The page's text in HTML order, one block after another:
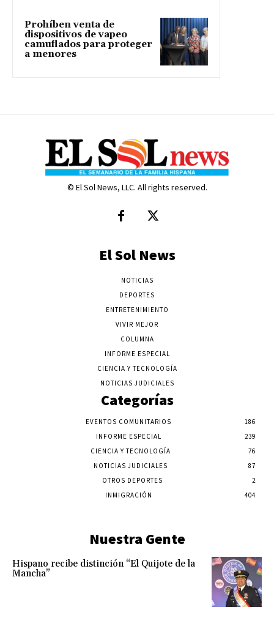
Prohíben venta de
dispositivos de vapeo
camuflados para proteger
a menores
© El Sol News, LLC. All rights reserved.
El Sol News
NOTICIAS
DEPORTES
ENTRETENIMIENTO
VIVIR MEJOR
COLUMNA
INFORME ESPECIAL
CIENCIA Y TECNOLOGÍA
NOTICIAS JUDICIALES
Categorías
EVENTOS COMUNITARIOS
186
INFORME ESPECIAL
239
CIENCIA Y TECNOLOGÍA
76
NOTICIAS JUDICIALES
87
OTROS DEPORTES
2
INMIGRACIÓN
404
Nuestra Gente
Hispano recibe distinción “El Quijote de la
Mancha”